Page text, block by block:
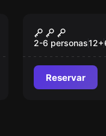
Padrino
2-6 personas12+
Reservar